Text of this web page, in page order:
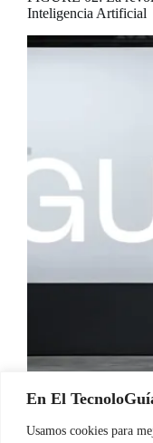
En El
Usamos cookies para
Inteligencia Artificial
El futuro cada vez
la IA Pues como